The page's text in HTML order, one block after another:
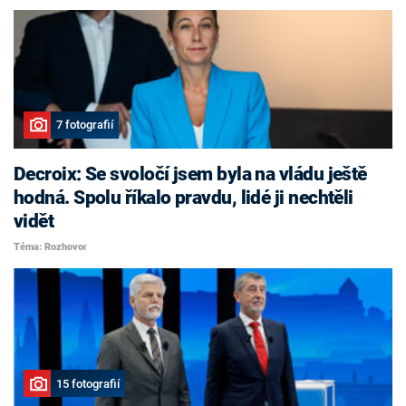
7 fotografií
Decroix: Se svoločí jsem byla na vládu ještě
hodná. Spolu říkalo pravdu, lidé ji nechtěli
vidět
Téma: Rozhovor
15 fotografií